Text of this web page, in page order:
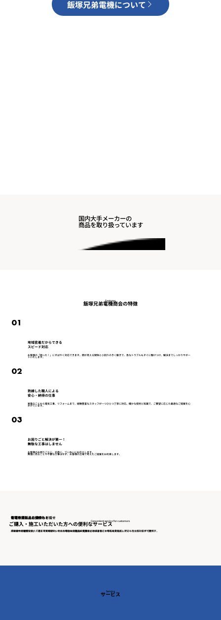
国内大手メーカーの
商品を取り扱っています
Features
飯塚兄弟電機商会の特徴
地域密着だからできる
スピード対応
お客様の「困った！」にすばやく対応できます。顔が見える関係と小回りのきく動きで、急なトラブルもすぐに駆けつけ、解決までしっかりサポー
トいたします。
01
熟練した職人による
安心・納得の仕事​
家電のことから電気工事、リフォームまで、経験豊富なスタッフが一つひとつ丁寧に対応。確かな技術と知識で、ご要望に応じた最適なご提案を心
がけています。
02
お困りごと解決が第一！
無駄な工事はしません
お客様のお困りごとに、正直に、ていねいにお応えします。
無理に売ることや不要な工事はせず、お客様の立場で考えたご提案をお約束します。
03
Convenient service for customers
ご購入・施工いただいた方への便利なサービス
​お電話相談・出張サービス
「ちょっと聞きたい」「見に来てほしい」そんな時はお気軽にお電話を。地域密着だからこそ、スピーディーな出張対応が可能です。
​修理中貸し出し(無料)
冷蔵庫や洗濯機など、入荷までお時間をいただく場合は、生活に支障が出ないよう、一時的な貸し出し対応も行っています（無料）
電球や消耗品の交換もお任せ
高い場所の電球交換や、どこで買えばいいかわからない消耗品の交換など、小さなことでもお気軽に。
Service
サービス